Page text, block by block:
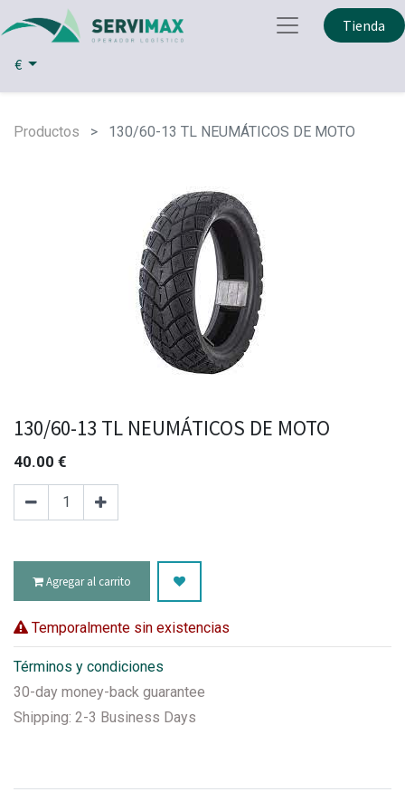
Tienda
€
Productos 130/60-13 TL NEUMÁTICOS DE MOTO
130/60-13 TL NEUMÁTICOS DE MOTO
40.00 €
Agregar al carrito
Temporalmente sin existencias
Términos y condiciones
30-day money-back guarantee
Shipping: 2-3 Business Days